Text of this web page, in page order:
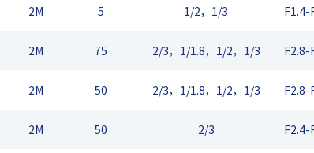
2M 5 1/2，1/3 F1.4-
2M 75 2/3，1/1.8，1/2，1/3 F2.8-
2M 50 2/3，1/1.8，1/2，1/3 F2.8-
2M 50 2/3 F2.4-